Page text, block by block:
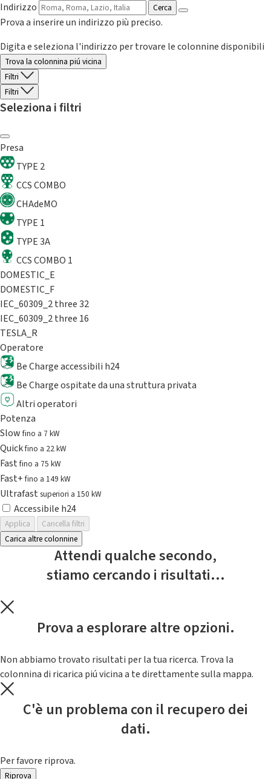
Indirizzo
Cerca
Prova a inserire un indirizzo più preciso.
Digita e seleziona l'indirizzo per trovare le colonnine disponibili
Trova la colonnina piú vicina
Filtri
Filtri
Seleziona i filtri
Presa
TYPE 2
CCS COMBO
CHAdeMO
TYPE 1
TYPE 3A
CCS COMBO 1
DOMESTIC_E
DOMESTIC_F
IEC_60309_2 three 32
IEC_60309_2 three 16
TESLA_R
Operatore
Be Charge accessibili h24
Be Charge ospitate da una struttura privata
Altri operatori
Potenza
Slowfino a 7 kW
Quickfino a 22 kW
Fastfino a 75 kW
Fast+fino a 149 kW
Ultrafast superiori a 150 kW
Accessibile h24
Applica
Cancella filtri
Carica altre colonnine
Attendi qualche secondo,
stiamo cercando i risultati...
Prova a esplorare altre opzioni.
Non abbiamo trovato risultati per la tua ricerca. Trova la
colonnina di ricarica piú vicina a te direttamente sulla mappa.
C'è un problema con il recupero dei
dati.
Per favore riprova.
Riprova